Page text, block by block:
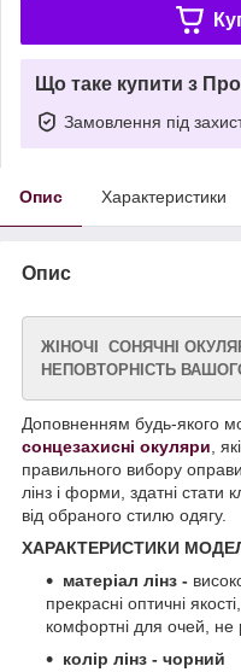
Що таке купити з
Замовлення під
Опис Характеристики
Опис
ЖІНОЧІ СОНЯЧНІ
НЕПОВТОРНІСТЬ
Доповненням будь-якого
сонцезахисні окуляри ,
правильного вибору
лінз і форми, здатні
від обраного стилю одягу.
ХАРАКТЕРИСТИКИ
матеріал лінз -
прекрасні оптичні
комфортні для очей, не
колір лінз - чорний